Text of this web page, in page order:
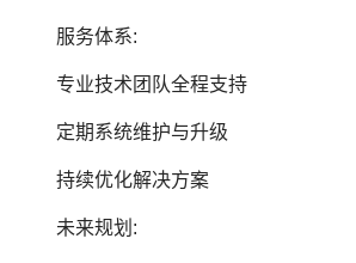
服务体系:
专业技术团队全程支持
定期系统维护与升级
持续优化解决方案
未来规划: